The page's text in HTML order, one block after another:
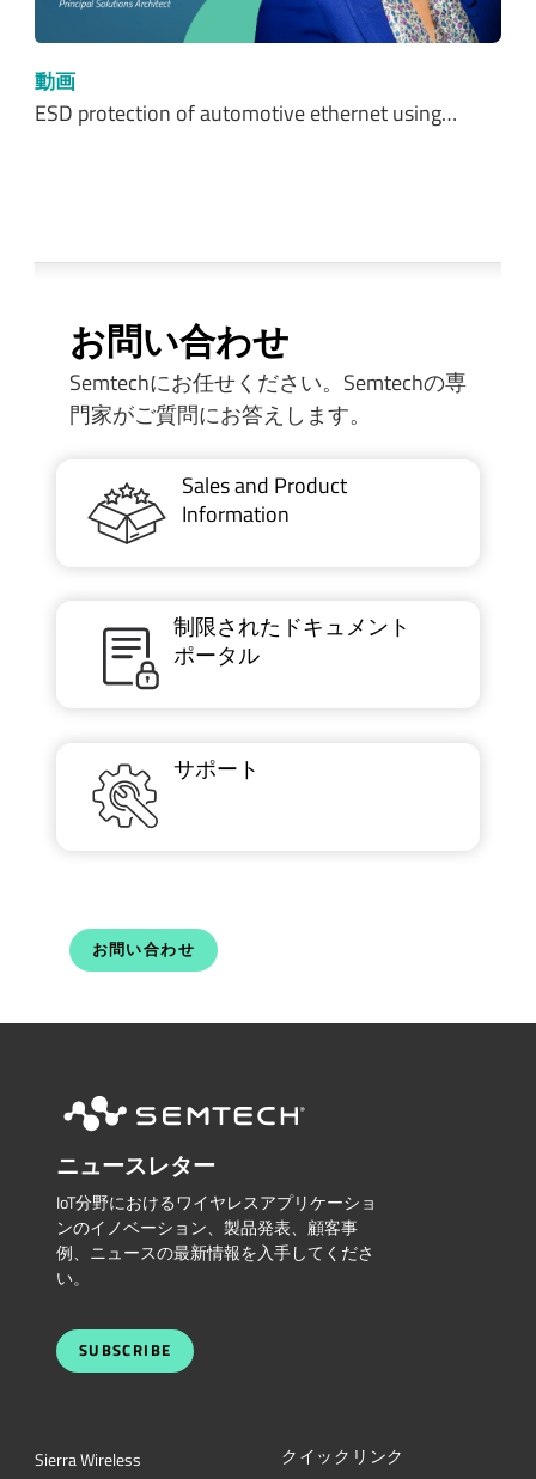
動画
ESD protection of automotive ethernet using…
お問い合わせ
Semtechにお任せください。Semtechの専
門家がご質問にお答えします。
Sales and Product
Information
制限されたドキュメント
ポータル
サポート
お問い合わせ
ニュースレター
IoT分野におけるワイヤレスアプリケーショ
ンのイノベーション、製品発表、顧客事
例、ニュースの最新情報を入手してくださ
い。
SUBSCRIBE
Sierra Wireless
クイックリンク